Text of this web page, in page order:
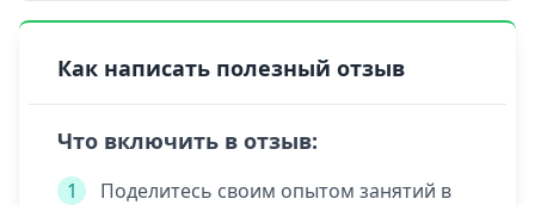
Как написать полезный отзыв
Что включить в отзыв:
1
Поделитесь своим опытом занятий в